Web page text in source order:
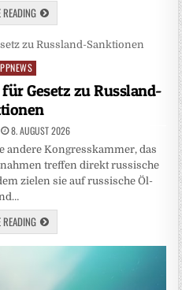
Gesetz zu Russland-
8. AUGUST 2026
andere Kongresskammer, das
treffen direkt russische
zielen sie auf russische Öl-